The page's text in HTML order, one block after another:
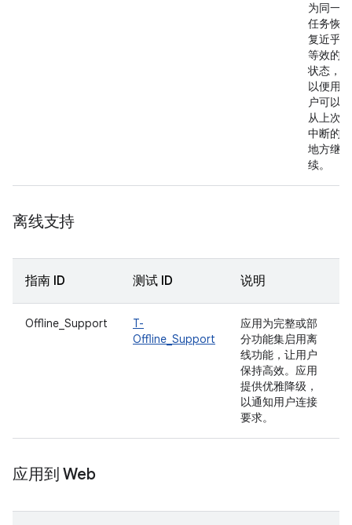
为同一
任务恢
复近乎
等效的
状态，
以便用
户可以
从上次
中断的
地方继
续。
离线支持
指南 ID 测试 ID 说明
Offline_Support
T-
Offline_Support
应用为完整或部
分功能集启用离
线功能，让用户
保持高效。应用
提供优雅降级，
以通知用户连接
要求。
应用到 Web